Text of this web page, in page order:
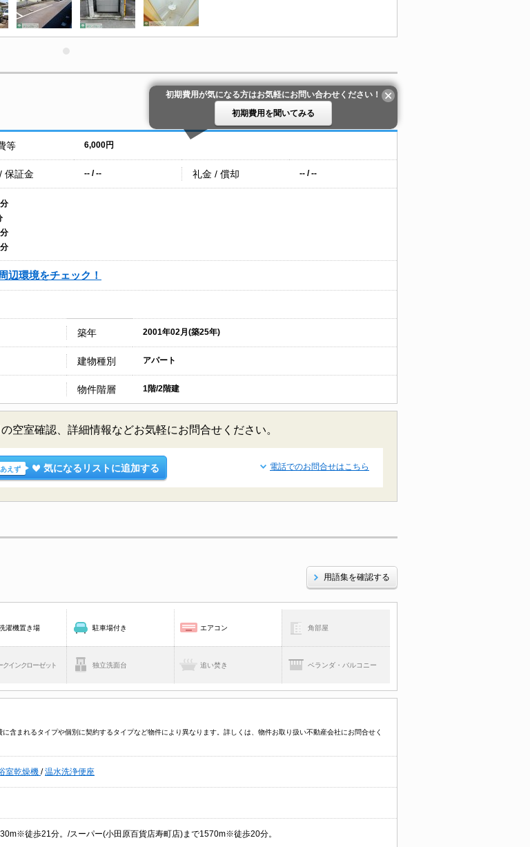
初期費用が気になる方はお気軽にお問い合わせください！
初期費用を聞いてみる
等 6,000円
保証金 -- / -- 礼金 / 償却 -- / --
分
分
分
辺環境をチェック！
築年 2001年02月(築25年)
建物種別 アパート
物件階層 1階/2階建
空室確認、詳細情報などお気軽にお問合せください。
えず 気になるリストに追加する 電話でのお問合せはこちら
用語集を確認する
濯機置き場 駐車場付き エアコン 角部屋
クインクローゼット 独立洗面台 追い焚き ベランダ・バルコニー
含まれるタイプや個別に契約するタイプなど物件により異なります。詳しくは、物件お取り扱い不動産会社にお問合せく
室乾燥機 /温水洗浄便座
徒歩21分。/スーパー(小田原百貨店寿町店)まで1570m※徒歩20分。